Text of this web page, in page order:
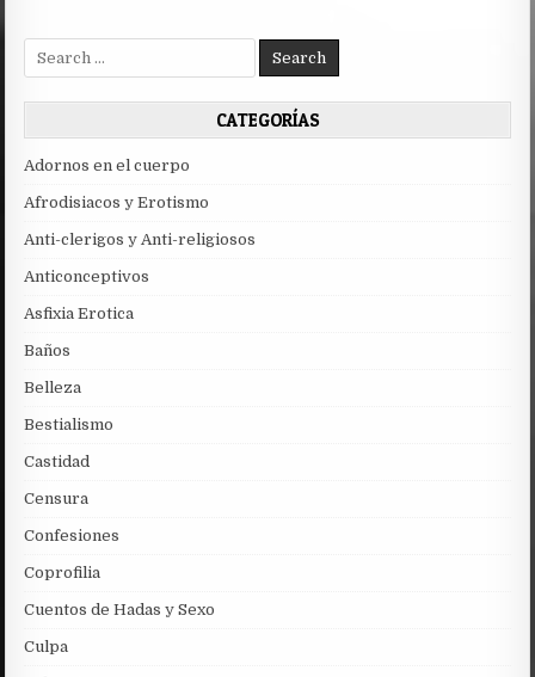
Search
for:
CATEGORÍAS
Adornos en el cuerpo
Afrodisiacos y Erotismo
Anti-clerigos y Anti-religiosos
Anticonceptivos
Asfixia Erotica
Baños
Belleza
Bestialismo
Castidad
Censura
Confesiones
Coprofilia
Cuentos de Hadas y Sexo
Culpa